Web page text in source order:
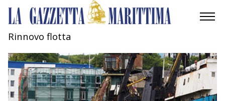
MOBILITÀ
INDUSTRIA
Rinnovo flotta